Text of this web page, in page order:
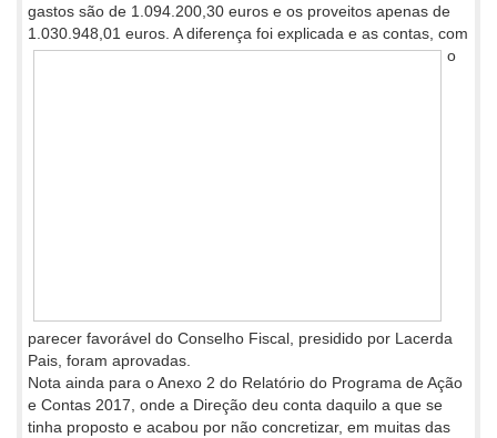
gastos são de 1.094.200,30 euros e os proveitos apenas de
1.030.948,01 euros. A diferença foi explicada e as contas, com
o
parecer favorável do Conselho Fiscal, presidido por Lacerda
Pais, foram aprovadas.
Nota ainda para o Anexo 2 do Relatório do Programa de Ação
e Contas 2017, onde a Direção deu conta daquilo a que se
tinha proposto e acabou por não concretizar, em muitas das